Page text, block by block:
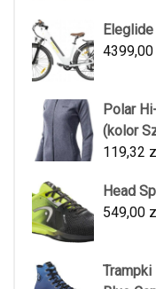
Eleglide
4399,00
Polar
(kolor
119,32
Head
549,00
Trampki